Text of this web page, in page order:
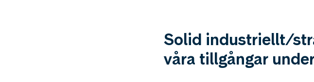
Solid industriellt/
våra tillgångar